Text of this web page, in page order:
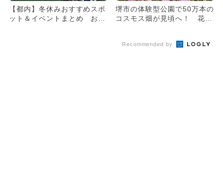
【都内】冬休みおすすめスポ
ット＆イベントまとめ お得
堺市の体験型公園で50万本の
コスモス畑が見頃へ！ 花摘
Recommended by